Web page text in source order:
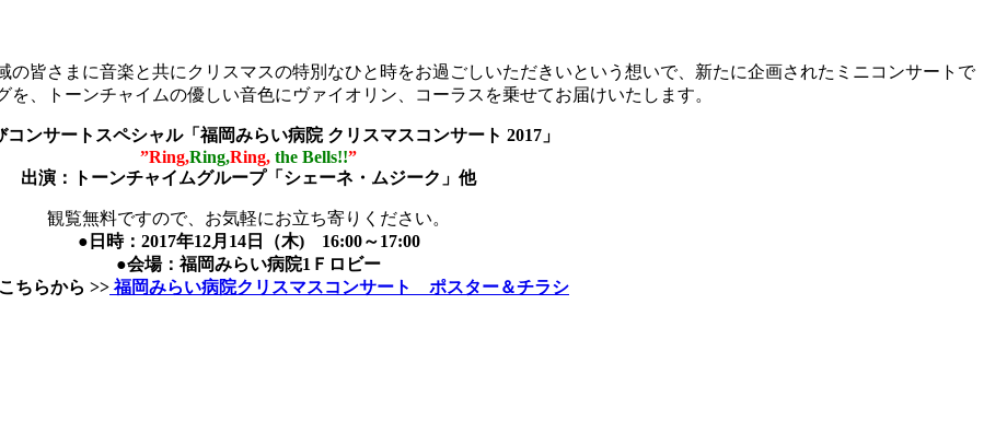
皆さまに音楽と共にクリスマスの特別なひと時をお過ごしいただきいという想いで、新たに企画されたミニコンサートで
を、トーンチャイムの優しい音色にヴァイオリン、コーラスを乗せてお届けいたします。
コンサートスペシャル「福岡みらい病院 クリスマスコンサート 2017」
”Ring,Ring,Ring, the Bells!!”
出演：トーンチャイムグループ「シェーネ・ムジーク」他
観覧無料ですので、お気軽にお立ち寄りください。
●日時：2017年12月14日（木) 16:00～17:00
●会場：福岡みらい病院1Ｆロビー
ちらから >>福岡みらい病院クリスマスコンサート ポスター＆チラシ